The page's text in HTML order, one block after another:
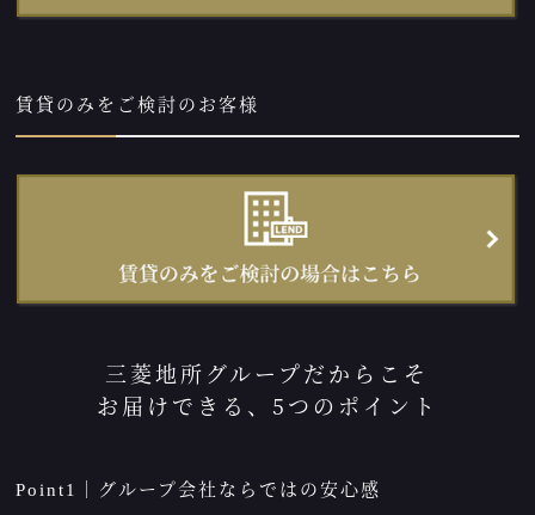
賃貸のみをご検討のお客様
三菱地所グループだからこそ
お届けできる、5つのポイント
Point1｜グループ会社ならではの安心感